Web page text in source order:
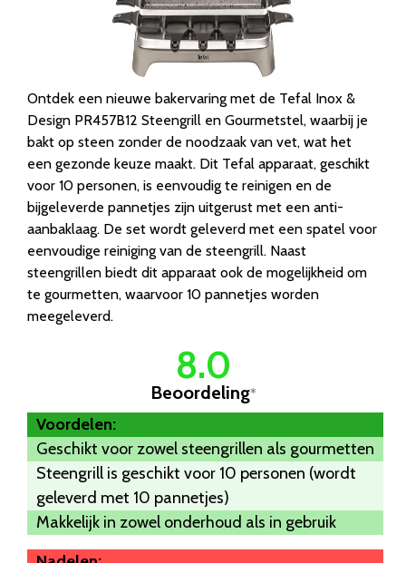
Ontdek een nieuwe bakervaring met de Tefal Inox &
Design PR457B12 Steengrill en Gourmetstel, waarbij je
bakt op steen zonder de noodzaak van vet, wat het
een gezonde keuze maakt. Dit Tefal apparaat, geschikt
voor 10 personen, is eenvoudig te reinigen en de
bijgeleverde pannetjes zijn uitgerust met een anti-
aanbaklaag. De set wordt geleverd met een spatel voor
eenvoudige reiniging van de steengrill. Naast
steengrillen biedt dit apparaat ook de mogelijkheid om
te gourmetten, waarvoor 10 pannetjes worden
meegeleverd.
8.0
Beoordeling*
Voordelen:
Geschikt voor zowel steengrillen als gourmetten
Steengrill is geschikt voor 10 personen (wordt
geleverd met 10 pannetjes)
Makkelijk in zowel onderhoud als in gebruik